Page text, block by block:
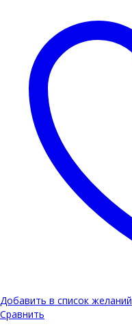
Добавить в список желаний
Сравнить